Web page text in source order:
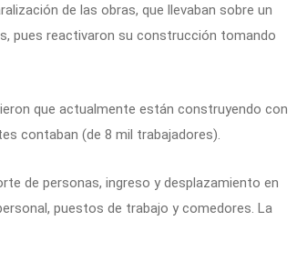
de las obras, que llevaban sobre un
pues reactivaron su construcción tomando
que actualmente están construyendo con
contaban (de 8 mil trabajadores).
de personas, ingreso y desplazamiento en
puestos de trabajo y comedores. La